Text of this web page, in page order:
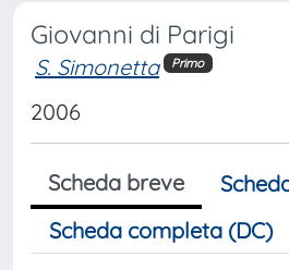
Giovanni di Parigi
S. Simonetta Primo
2006
Scheda breve
Scheda completa (DC)